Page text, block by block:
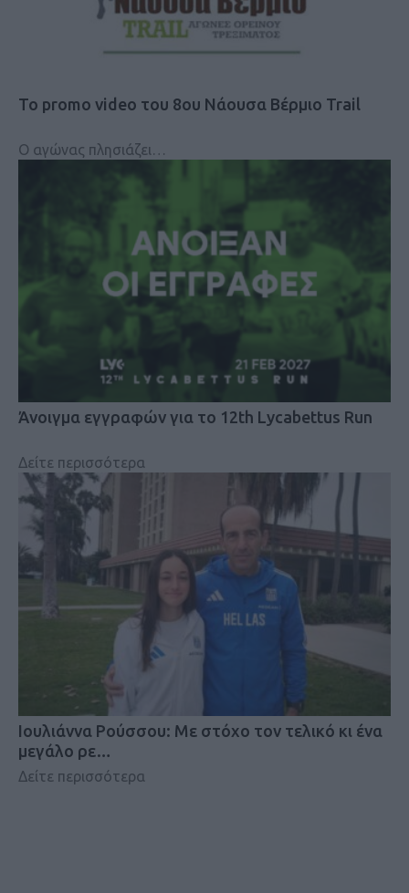
Το promo video του 8ου Νάουσα Βέρμιο Trail
Ο αγώνας πλησιάζει…
Άνοιγμα εγγραφών για το 12th Lycabettus Run
Δείτε περισσότερα
Iουλιάννα Ρούσσου: Με στόχο τον τελικό κι ένα
μεγάλο ρε…
Δείτε περισσότερα